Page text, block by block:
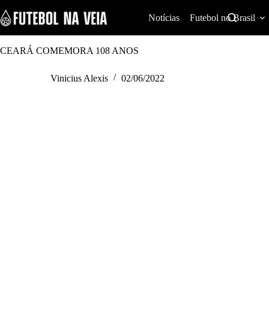
k
i
p
t
Notícias Futebol no Brasil
CEARÁ COMEMORA 108 ANOS
Vinicius Alexis 02/06/2022